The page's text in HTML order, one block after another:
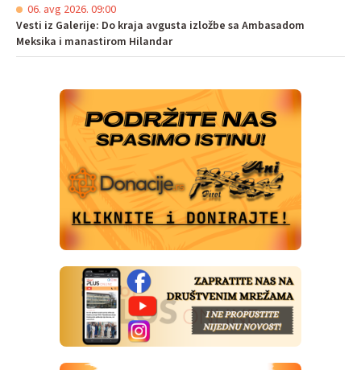
06. avg 2026. 09:00
Vesti iz Galerije: Do kraja avgusta izložbe sa Ambasadom
Meksika i manastirom Hilandar